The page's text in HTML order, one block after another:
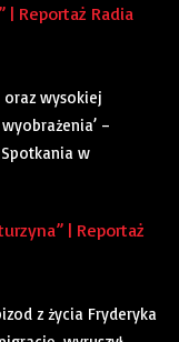
| Reportaż Radia
wysokiej
–
w
| Reportaż
z życia Fryderyka